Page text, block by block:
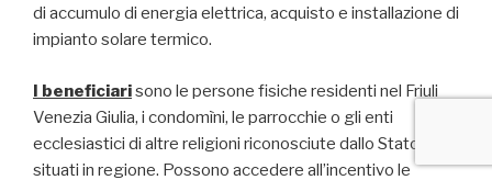
di accumulo di energia elettrica, acquisto e installazione di
impianto solare termico.
I beneficiarisono le persone fisiche residenti nel Friuli
Venezia Giulia, i condomìni, le parrocchie o gli enti
ecclesiastici di altre religioni riconosciute dallo Stato,
situati in regione. Possono accedere all’incentivo le